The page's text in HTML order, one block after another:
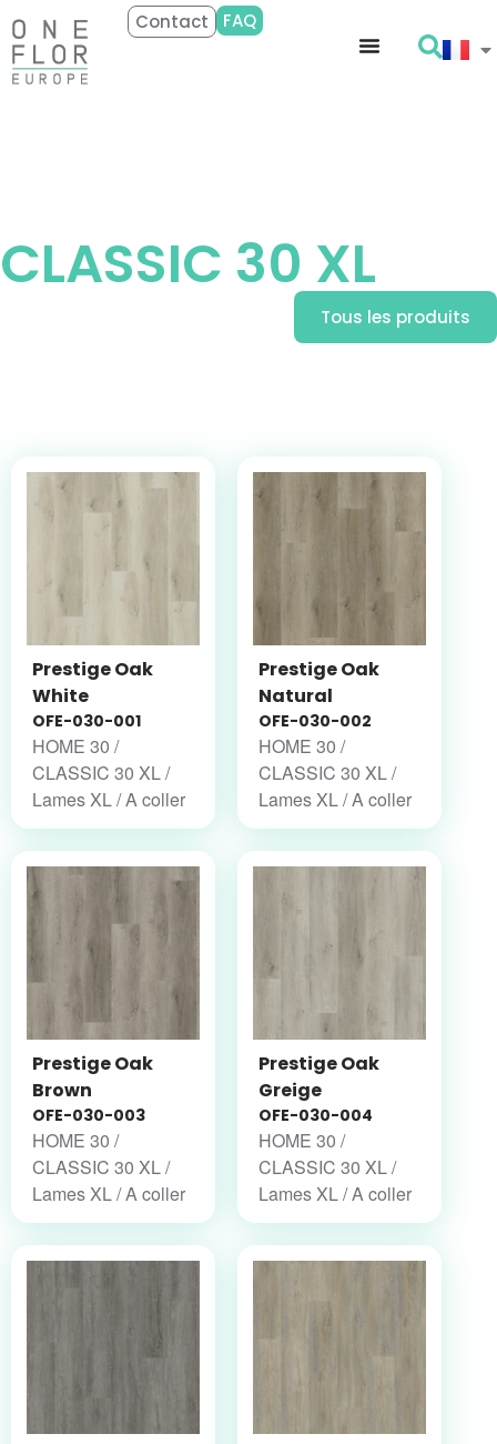
Contact FAQ
CLASSIC 30 XL
Tous les produits
Prestige Oak
White
OFE-030-001
HOME 30 /
CLASSIC 30 XL /
Lames XL / A coller
Prestige Oak
Natural
OFE-030-002
HOME 30 /
CLASSIC 30 XL /
Lames XL / A coller
Prestige Oak
Brown
OFE-030-003
HOME 30 /
CLASSIC 30 XL /
Lames XL / A coller
Prestige Oak
Greige
OFE-030-004
HOME 30 /
CLASSIC 30 XL /
Lames XL / A coller